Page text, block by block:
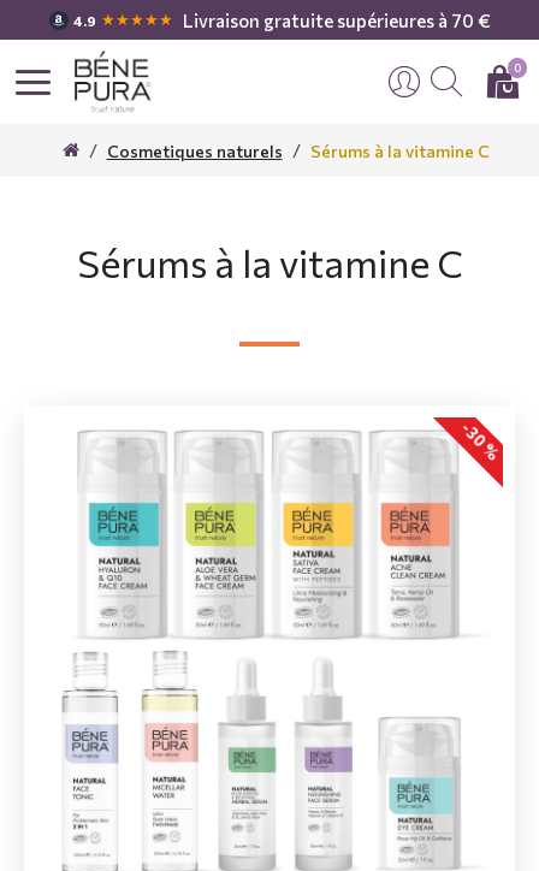
4.9 ★★★★★ Livraison gratuite supérieures à 70 €
0
Cosmetiques naturels Sérums à la vitamine C
Sérums à la vitamine C
-30 %